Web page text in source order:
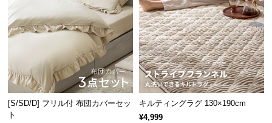
会
員
に
つ
い
[S/SD/D] フリル付 布団カバーセッ
ト
キルティングラグ 130×190cm
¥4,999